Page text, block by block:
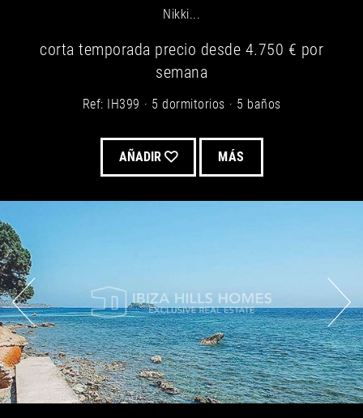
Nikki...
corta temporada precio desde 4.750 € por
semana
Ref: IH399 5 dormitorios 5 baños
AÑADIR MÁS